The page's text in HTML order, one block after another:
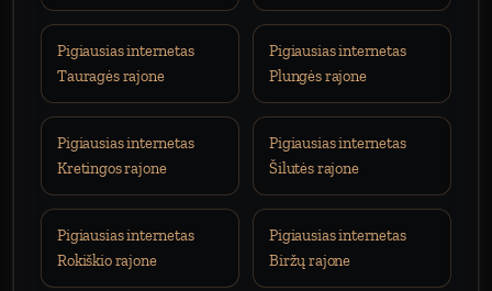
Pigiausias internetas
Tauragės rajone
Pigiausias internetas
Plungės rajone
Pigiausias internetas
Kretingos rajone
Pigiausias internetas
Šilutės rajone
Pigiausias internetas
Rokiškio rajone
Pigiausias internetas
Biržų rajone